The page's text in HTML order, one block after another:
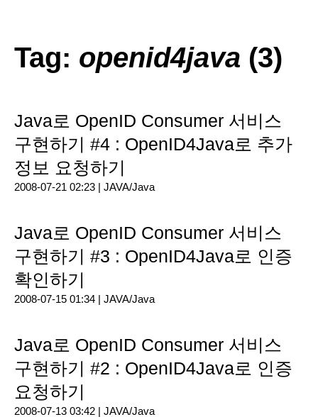
Tag: openid4java (3)
Java로 OpenID Consumer 서비스
구현하기 #4 : OpenID4Java로 추가
정보 요청하기
2008-07-21 02:23 | JAVA/Java
Java로 OpenID Consumer 서비스
구현하기 #3 : OpenID4Java로 인증
확인하기
2008-07-15 01:34 | JAVA/Java
Java로 OpenID Consumer 서비스
구현하기 #2 : OpenID4Java로 인증
요청하기
2008-07-13 03:42 | JAVA/Java